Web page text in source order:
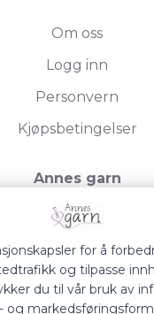
Om oss
Logg inn
Personvern
Kjøpsbetingelser
Annes garn
Storgata 19, 2750 Gran
Org.nr. 994050613
for å
og tilpasse
du til vår bruk av
og